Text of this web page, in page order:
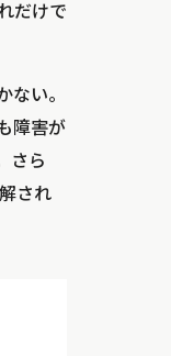
だけで
い。
障害が
さら
され